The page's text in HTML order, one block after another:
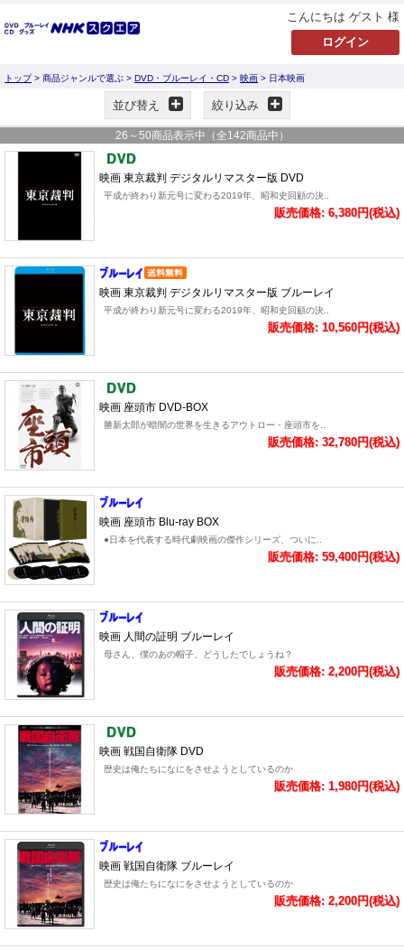
こんにちは ゲスト 様
トップ> 商品ジャンルで選ぶ > DVD・ブルーレイ・CD > 映画 > 日本映画
並び替え 絞り込み
26 ～ 50商品表示中（全142商品中）
映画 東京裁判 デジタルリマスター版 DVD
平成が終わり新元号に変わる2019年、昭和史回顧の決..
販売価格: 6,380円(税込)
映画 東京裁判 デジタルリマスター版 ブルーレイ
平成が終わり新元号に変わる2019年、昭和史回顧の決..
販売価格: 10,560円(税込)
映画 座頭市 DVD-BOX
勝新太郎が暗闇の世界を生きるアウトロー・座頭市を..
販売価格: 32,780円(税込)
映画 座頭市 Blu-ray BOX
●日本を代表する時代劇映画の傑作シリーズ、ついに..
販売価格: 59,400円(税込)
映画 人間の証明 ブルーレイ
母さん、僕のあの帽子、どうしたでしょうね？
販売価格: 2,200円(税込)
映画 戦国自衛隊 DVD
歴史は俺たちになにをさせようとしているのか
販売価格: 1,980円(税込)
映画 戦国自衛隊 ブルーレイ
歴史は俺たちになにをさせようとしているのか
販売価格: 2,200円(税込)